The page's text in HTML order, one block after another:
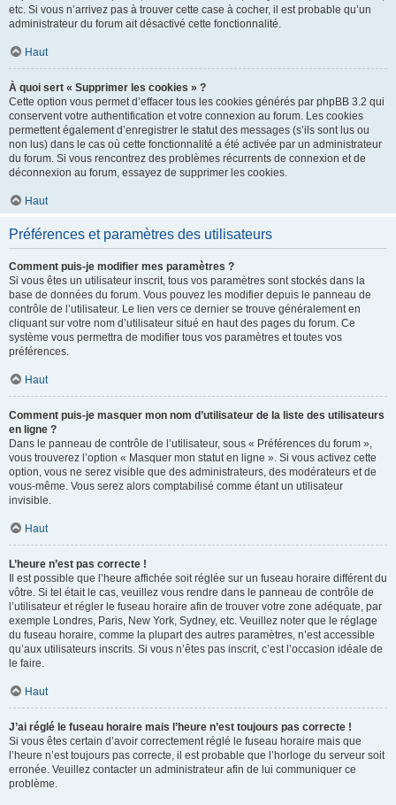
etc. Si vous n’arrivez pas à trouver cette case à cocher, il est probable qu’un
administrateur du forum ait désactivé cette fonctionnalité.
Haut
À quoi sert « Supprimer les cookies » ?
Cette option vous permet d’effacer tous les cookies générés par phpBB 3.2 qui
conservent votre authentification et votre connexion au forum. Les cookies
permettent également d’enregistrer le statut des messages (s’ils sont lus ou
non lus) dans le cas où cette fonctionnalité a été activée par un administrateur
du forum. Si vous rencontrez des problèmes récurrents de connexion et de
déconnexion au forum, essayez de supprimer les cookies.
Haut
Préférences et paramètres des utilisateurs
Comment puis-je modifier mes paramètres ?
Si vous êtes un utilisateur inscrit, tous vos paramètres sont stockés dans la
base de données du forum. Vous pouvez les modifier depuis le panneau de
contrôle de l’utilisateur. Le lien vers ce dernier se trouve généralement en
cliquant sur votre nom d’utilisateur situé en haut des pages du forum. Ce
système vous permettra de modifier tous vos paramètres et toutes vos
préférences.
Haut
Comment puis-je masquer mon nom d’utilisateur de la liste des utilisateurs
en ligne ?
Dans le panneau de contrôle de l’utilisateur, sous « Préférences du forum »,
vous trouverez l’option « Masquer mon statut en ligne ». Si vous activez cette
option, vous ne serez visible que des administrateurs, des modérateurs et de
vous-même. Vous serez alors comptabilisé comme étant un utilisateur
invisible.
Haut
L’heure n’est pas correcte !
Il est possible que l’heure affichée soit réglée sur un fuseau horaire différent du
vôtre. Si tel était le cas, veuillez vous rendre dans le panneau de contrôle de
l’utilisateur et régler le fuseau horaire afin de trouver votre zone adéquate, par
exemple Londres, Paris, New York, Sydney, etc. Veuillez noter que le réglage
du fuseau horaire, comme la plupart des autres paramètres, n’est accessible
qu’aux utilisateurs inscrits. Si vous n’êtes pas inscrit, c’est l’occasion idéale de
le faire.
Haut
J’ai réglé le fuseau horaire mais l’heure n’est toujours pas correcte !
Si vous êtes certain d’avoir correctement réglé le fuseau horaire mais que
l’heure n’est toujours pas correcte, il est probable que l’horloge du serveur soit
erronée. Veuillez contacter un administrateur afin de lui communiquer ce
problème.